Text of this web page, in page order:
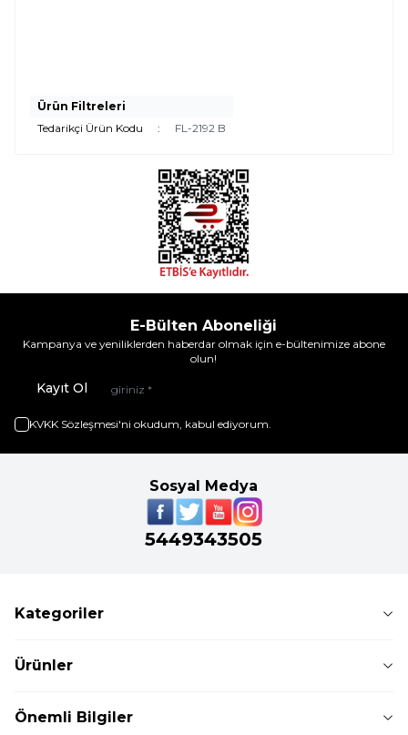
Ürün Filtreleri
Tedarikçi Ürün Kodu
: FL-2192 B
E-Bülten Aboneliği
Kampanya ve yeniliklerden haberdar olmak için e-bültenimize abone
olun!
Kayıt Ol
KVKK Sözleşmesi'ni okudum, kabul ediyorum.
Sosyal Medya
5449343505
Kategoriler
Ürünler
Önemli Bilgiler